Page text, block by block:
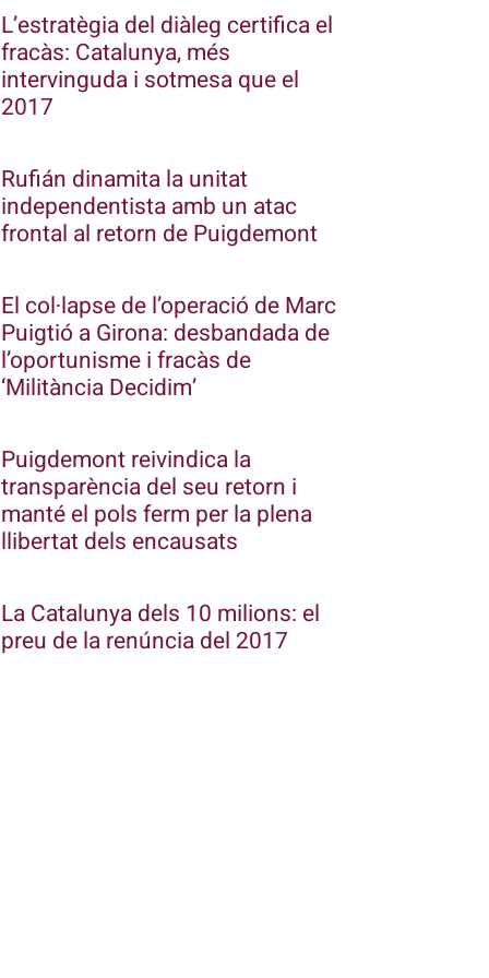
L’estratègia del diàleg certifica el
fracàs: Catalunya, més
intervinguda i sotmesa que el
2017
Rufián dinamita la unitat
independentista amb un atac
frontal al retorn de Puigdemont
El col·lapse de l’operació de Marc
Puigtió a Girona: desbandada de
l’oportunisme i fracàs de
‘Militància Decidim’
Puigdemont reivindica la
transparència del seu retorn i
manté el pols ferm per la plena
llibertat dels encausats
La Catalunya dels 10 milions: el
preu de la renúncia del 2017